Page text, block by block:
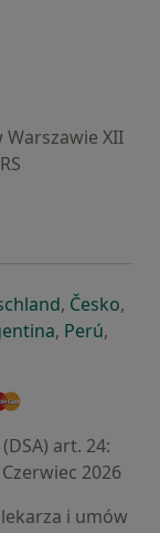
Warszawie XII
nowej karcie
się w nowej
otwiera się
, Česko,
karcie
nowej karcie
się w nowej
otwiera się
, Perú,
art. 24:
2026
i umów